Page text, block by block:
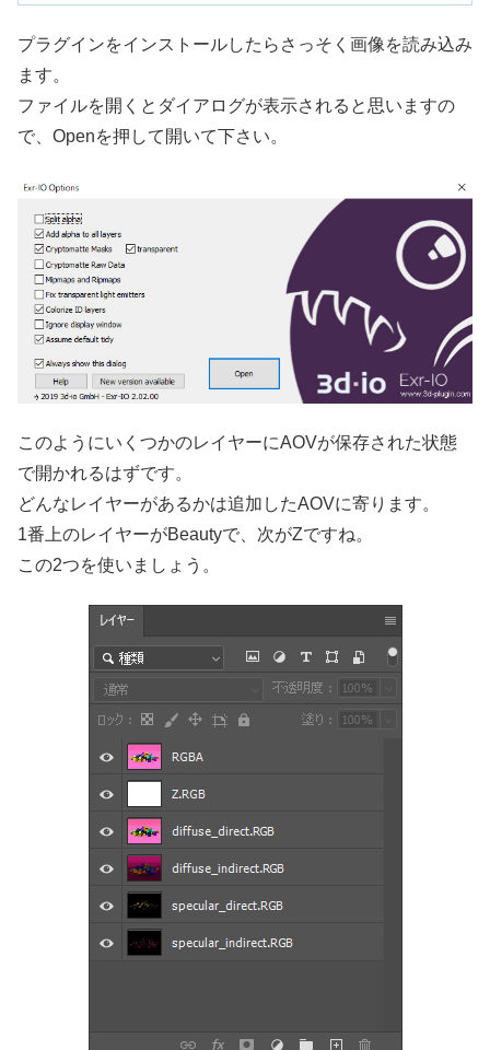
プラグインをインストールしたらさっそく画像を読み込み
ます。
ファイルを開くとダイアログが表示されると思いますの
で、Openを押して開いて下さい。
このようにいくつかのレイヤーにAOVが保存された状態
で開かれるはずです。
どんなレイヤーがあるかは追加したAOVに寄ります。
1番上のレイヤーがBeautyで、次がZですね。
この2つを使いましょう。